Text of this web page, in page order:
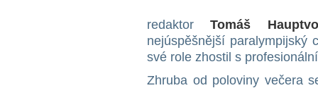
redaktorTomáš
nejúspěšnější paralympijský
své role zhostil s
Zhruba od poloviny večera